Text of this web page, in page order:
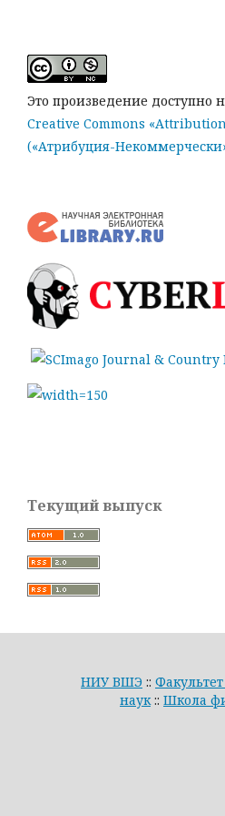
Это произведение доступно
Creative Commons
(«Атрибуция-
Текущий выпуск
НИУ ВШЭ ::
наук :: Школа